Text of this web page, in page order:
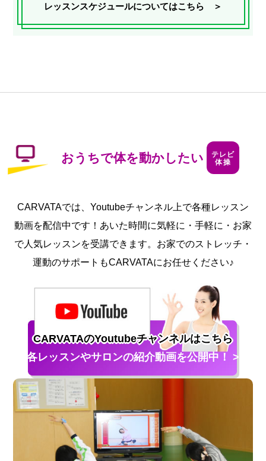
レッスンスケジュールについてはこちら ＞
おうちで体を動かしたい
テレビ
体操
CARVATAでは、Youtubeチャンネル上で各種レッスン
動画を配信中です！ あいた時間に気軽に・手軽に・お家
で人気レッスンを受講できます。 お家でのストレッチ・
運動のサポートもCARVATAにお任せください♪
CARVATAのYoutubeチャンネルはこちら
各レッスンやサロンの紹介動画を公開中！ >